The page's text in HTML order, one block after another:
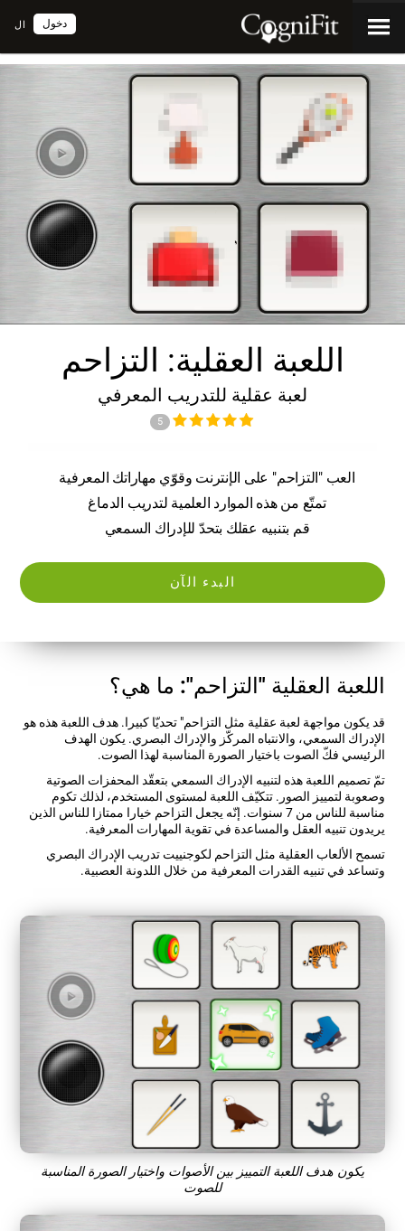
ال دخول
اللعبة العقلية: التزاحم
لعبة عقلية للتدريب المعرفي
5
العب "التزاحم" على الإنترنت وقوّي مهاراتك المعرفية
تمتّع من هذه الموارد العلمية لتدريب الدماغ
قم بتنبيه عقلك بتحدّ للإدراك السمعي
البدء الآن
اللعبة العقلية "التزاحم": ما هي؟
قد يكون مواجهة لعبة عقلية مثل التزاحم" تحديّا كبيرا. هدف اللعبة هذه هو
الإدراك السمعي، والانتباه المركّز والإدراك البصري. يكون الهدف
الرئيسي فكّ الصوت باختيار الصورة المناسبة لهذا الصوت.
تمّ تصميم اللعبة هذه لتنبيه الإدراك السمعي بتعقّد المحفزات الصوتية
وصعوبة لتمييز الصور. تتكيّف اللعبة لمستوى المستخدم، لذلك تكوم
مناسبة للناس من 7 سنوات. إنّه يجعل التزاحم خيارا ممتازا للناس الذين
يريدون تنبيه العقل والمساعدة في تقوية المهارات المعرفية.
تسمح الألعاب العقلية مثل التزاحم لكوجنييت تدريب الإدراك البصري
وتساعد في تنبيه القدرات المعرفية من خلال اللدونة العصبية.
يكون هدف اللعبة التمييز بين الأصوات واختيار الصورة المناسبة
للصوت